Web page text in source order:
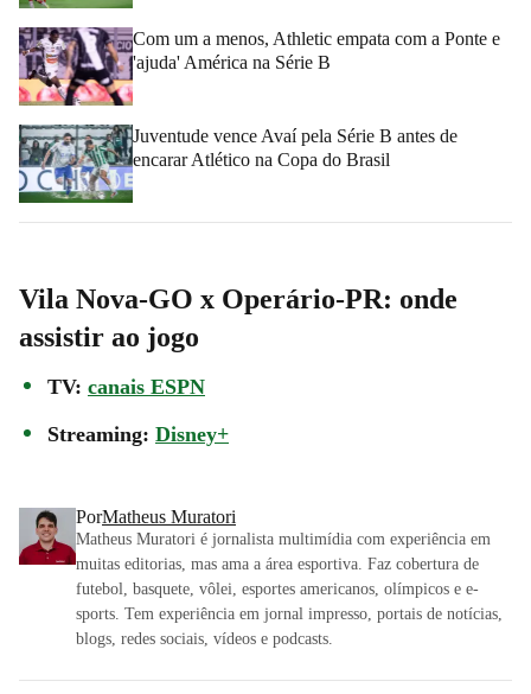
Com um a menos, Athletic empata com a Ponte e
'ajuda' América na Série B
Juventude vence Avaí pela Série B antes de
encarar Atlético na Copa do Brasil
Vila Nova-GO x Operário-PR: onde
assistir ao jogo
TV: canais ESPN
Streaming: Disney+
PorMatheus Muratori
Matheus Muratori é jornalista multimídia com experiência em
muitas editorias, mas ama a área esportiva. Faz cobertura de
futebol, basquete, vôlei, esportes americanos, olímpicos e e-
sports. Tem experiência em jornal impresso, portais de notícias,
blogs, redes sociais, vídeos e podcasts.